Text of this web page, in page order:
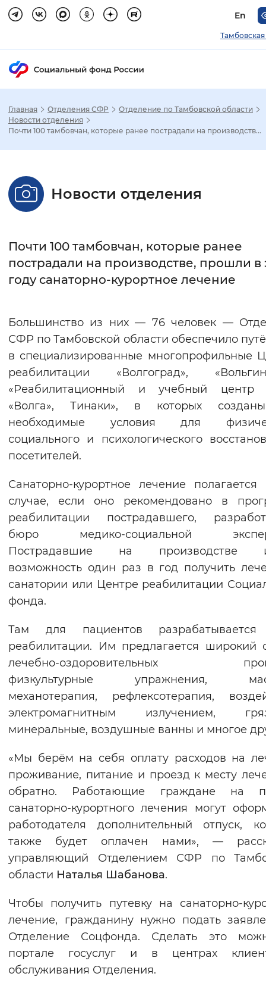
En
Настройка режима отображения
Стандартный Увеличенный
Интервал между буквами
Цвет сайта
Инверсивный
Синий фон
Изображения
Включены Выключены
Воспроизвести Остановить
Вернуть стандартные настройки
Главная Отделения СФР
Отделение по Тамбовской области
Новости отделения
Почти 100 тамбовчан, которые ранее пострадали на производств...
Новости отделения
Почти 100 тамбовчан, которые ранее
пострадали на производстве, прошли в
году санаторно-курортное лечение
Большинство из них — 76 человек —
СФР по Тамбовской области обеспечило
в специализированные многопрофильные
реабилитации «Волгоград»,
«Реабилитационный и учебный центр
«Волга», Тинаки», в которых
необходимые условия для
социального и психологического
посетителей.
Санаторно-курортное лечение
случае, если оно рекомендовано в
реабилитации пострадавшего,
бюро медико-социальной
Пострадавшие на производстве
возможность один раз в год получить
санатории или Центре реабилитации
фонда.
Там для пациентов
реабилитации. Им предлагается широкий
лечебно-оздоровительных
физкультурные упражнения,
механотерапия, рефлексотерапия,
электромагнитным излучением,
минеральные, воздушные ванны и многое
«Мы берём на себя оплату расходов на
проживание, питание и проезд к месту
обратно. Работающие граждане на
санаторно-курортного лечения могут
работодателя дополнительный отпуск,
также будет оплачен нами», —
управляющий Отделением СФР по
области Наталья Шабанова.
Чтобы получить путевку на санаторно-
лечение, гражданину нужно подать
Отделение Соцфонда. Сделать это
портале госуслуг и в центрах
обслуживания Отделения.